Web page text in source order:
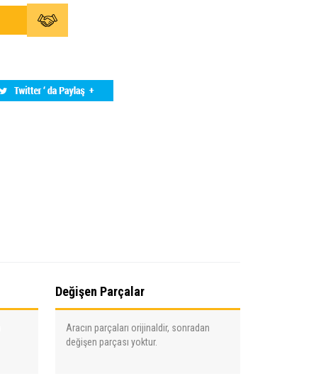
Değişen Parçalar
Aracın parçaları orijinaldir, sonradan
değişen parçası yoktur.